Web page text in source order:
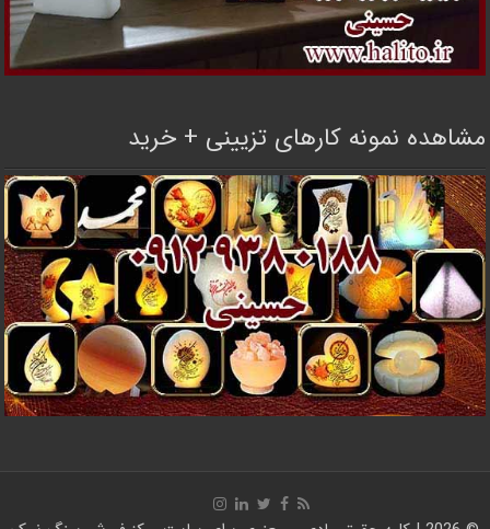
مشاهده نمونه کارهای تزیینی + خرید